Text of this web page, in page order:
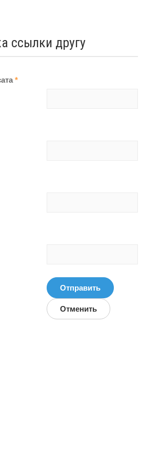
ссылки другу
*
Отправить
Отменить